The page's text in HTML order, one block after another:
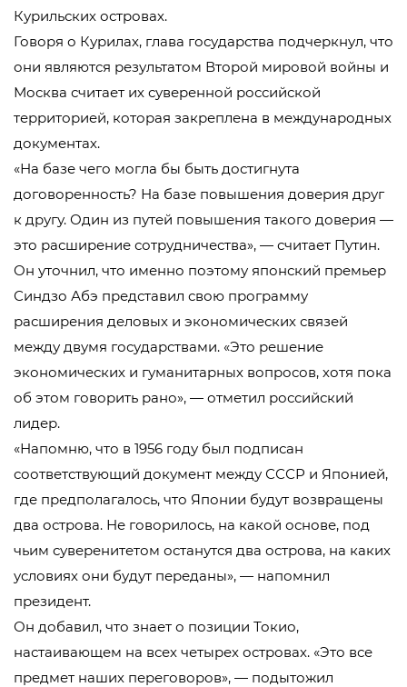
Курильских островах.
Говоря о Курилах, глава государства подчеркнул, что
они являются результатом Второй мировой войны и
Москва считает их суверенной российской
территорией, которая закреплена в международных
документах.
«На базе чего могла бы быть достигнута
договоренность? На базе повышения доверия друг
к другу. Один из путей повышения такого доверия —
это расширение сотрудничества», — считает Путин.
Он уточнил, что именно поэтому японский премьер
Синдзо Абэ представил свою программу
расширения деловых и экономических связей
между двумя государствами. «Это решение
экономических и гуманитарных вопросов, хотя пока
об этом говорить рано», — отметил российский
лидер.
«Напомню, что в 1956 году был подписан
соответствующий документ между СССР и Японией,
где предполагалось, что Японии будут возвращены
два острова. Не говорилось, на какой основе, под
чьим суверенитетом останутся два острова, на каких
условиях они будут переданы», — напомнил
президент.
Он добавил, что знает о позиции Токио,
настаивающем на всех четырех островах. «Это все
предмет наших переговоров», — подытожил